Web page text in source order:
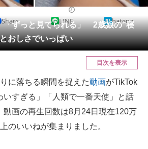
リサーチ
レンド
の未来
「ずっと見てられる」 2歳娘の“寝
おしさでいっぱい
Share LINE hatena
目次を表示
に落ちる瞬間を捉えた動画がTikTok
いすぎる」「人類で一番天使」と話
動画の再生回数は8月24日現在120万
のいいねが集まりました。